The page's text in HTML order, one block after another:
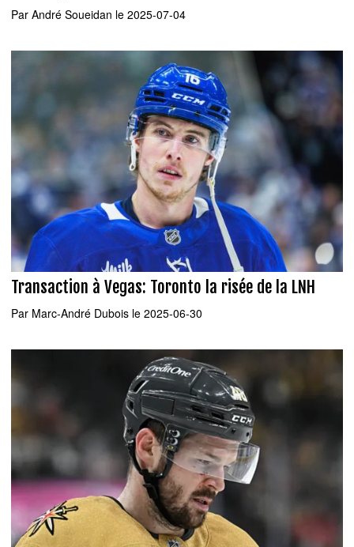
Par André Soueidan le 2025-07-04
Transaction à Vegas: Toronto la risée de la LNH
Par Marc-André Dubois le 2025-06-30